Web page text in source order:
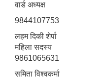
वार्ड अध्यक्ष
9844107753
लहम दिकी शेर्पा
महिला सदस्य
9861065631
समिता विश्वकर्मा